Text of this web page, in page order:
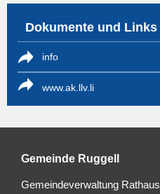
Dokumente und Links
info
www.ak.llv.li
Gemeinde Ruggell
Gemeindeverwaltung Rathaus